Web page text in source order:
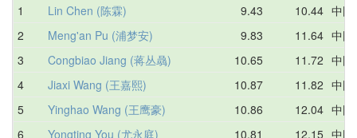
1
Lin Chen (陈霖) 9.43 10.44 中国
2
Meng'an Pu (浦梦安) 9.83 11.64 中国
3
Congbiao Jiang (蒋丛骉) 10.65 11.72 中国
4
Jiaxi Wang (王嘉熙) 10.87 11.82 中国
5
Yinghao Wang (王鹰豪) 10.86 12.04 中国
6
Yongting You (尤永庭) 10.81 12.15 中国